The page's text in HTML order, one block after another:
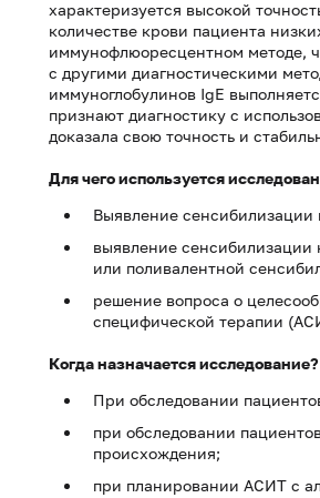
характеризуется высокой
количестве крови пациента
иммунофлюоресцентном методе,
с другими диагностическими
иммуноглобулинов IgE
признают диагностику с
доказала свою точность и
Для чего используется
Выявление сенсибилизации
выявление сенсибилизации
или поливалентной
решение вопроса о
специфической терапии
Когда назначается исследование?
При обследовании
при обследовании
происхождения;
при планировании АСИТ с